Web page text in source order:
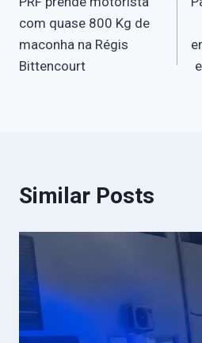
com quase 800 Kg de
maconha na Régis
Bittencourt
Similar Posts